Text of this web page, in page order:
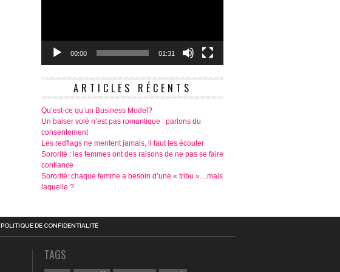
00:00 01:31
ARTICLES RÉCENTS
Qu’est-ce qu’un Business Model?
Un baiser volé n’est pas romantique : parlons du
consentement
Les redflags ne mentent jamais, il faut les écouter
Sororité : les femmes ont des raisons de ne pas se faire
confiance
Sororité: chaque femme a besoin d’une « tribu »…mais
laquelle ?
POLITIQUE DE CONFIDENTIALITÉ
TAGS